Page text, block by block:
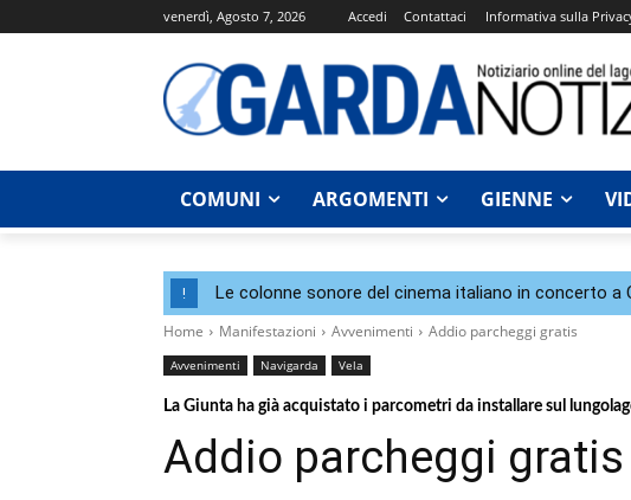
venerdì, Agosto 7, 2026 Accedi Contattaci Informativa sulla
COMUNI ARGOMENTI GIENNE
! Le colonne sonore del cinema italiano in concerto a
Home Manifestazioni Avvenimenti Addio parcheggi gratis
Avvenimenti Navigarda Vela
La Giunta ha già acquistato i parcometri da installare sul
Addio parcheggi gratis